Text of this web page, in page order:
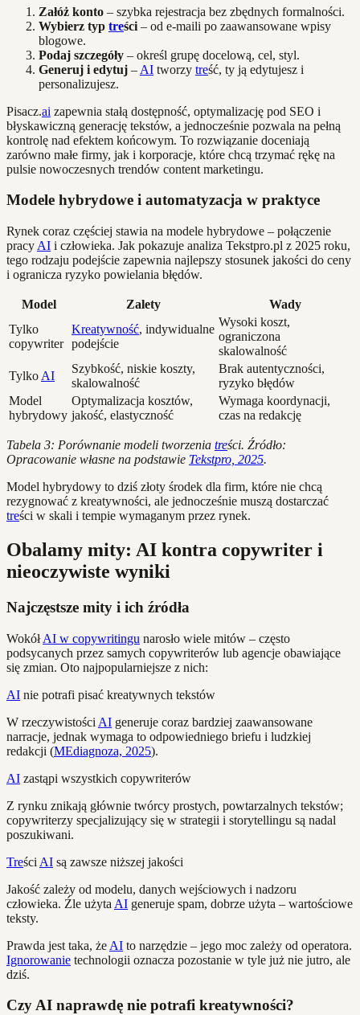
Załóż konto – szybka rejestracja bez zbędnych formalności.
Wybierz typ treści – od e-maili po zaawansowane wpisy
blogowe.
Podaj szczegóły – określ grupę docelową, cel, styl.
Generuj i edytuj – AI tworzy treść, ty ją edytujesz i
personalizujesz.
Pisacz.ai zapewnia stałą dostępność, optymalizację pod SEO i
błyskawiczną generację tekstów, a jednocześnie pozwala na pełną
kontrolę nad efektem końcowym. To rozwiązanie doceniają
zarówno małe firmy, jak i korporacje, które chcą trzymać rękę na
pulsie nowoczesnych trendów content marketingu.
Modele hybrydowe i automatyzacja w praktyce
Rynek coraz częściej stawia na modele hybrydowe – połączenie
pracy AI i człowieka. Jak pokazuje analiza Tekstpro.pl z 2025 roku,
tego rodzaju podejście zapewnia najlepszy stosunek jakości do ceny
i ogranicza ryzyko powielania błędów.
Model Zalety
Wady
Tylko
copywriter
Kreatywność, indywidualne
podejście
Wysoki koszt,
ograniczona
skalowalność
Tylko AI
Szybkość, niskie koszty,
skalowalność
Brak autentyczności,
ryzyko błędów
Model
hybrydowy
Optymalizacja kosztów,
jakość, elastyczność
Wymaga koordynacji,
czas na redakcję
Tabela 3: Porównanie modeli tworzenia treści. Źródło:
Opracowanie własne na podstawie Tekstpro, 2025.
Model hybrydowy to dziś złoty środek dla firm, które nie chcą
rezygnować z kreatywności, ale jednocześnie muszą dostarczać
treści w skali i tempie wymaganym przez rynek.
Obalamy mity: AI kontra copywriter i
nieoczywiste wyniki
Najczęstsze mity i ich źródła
WokółAI w copywritingu narosło wiele mitów – często
podsycanych przez samych copywriterów lub agencje obawiające
się zmian. Oto najpopularniejsze z nich:
AI nie potrafi pisać kreatywnych tekstów
W rzeczywistości AI generuje coraz bardziej zaawansowane
narracje, jednak wymaga to odpowiedniego briefu i ludzkiej
redakcji (MEdiagnoza, 2025).
AI zastąpi wszystkich copywriterów
Z rynku znikają głównie twórcy prostych, powtarzalnych tekstów;
copywriterzy specjalizujący się w strategii i storytellingu są nadal
poszukiwani.
Treści AI są zawsze niższej jakości
Jakość zależy od modelu, danych wejściowych i nadzoru
człowieka. Źle użyta AI generuje spam, dobrze użyta – wartościowe
teksty.
Prawda jest taka, że AI to narzędzie – jego moc zależy od operatora.
Ignorowanie technologii oznacza pozostanie w tyle już nie jutro, ale
dziś.
Czy AI naprawdę nie potrafi kreatywności?